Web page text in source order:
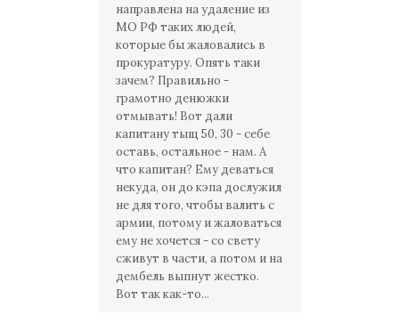
направлена на удаление из
МО РФ таких людей,
которые бы жаловались в
прокуратуру. Опять таки
зачем? Правильно -
грамотно денюжки
отмывать! Вот дали
капитану тыщ 50, 30 - себе
оставь, остальное - нам. А
что капитан? Ему деваться
некуда, он до кэпа дослужил
не для того, чтобы валить с
армии, потому и жаловаться
ему не хочется - со свету
сживут в части, а потом и на
дембель выпнут жестко.
Вот так как-то...